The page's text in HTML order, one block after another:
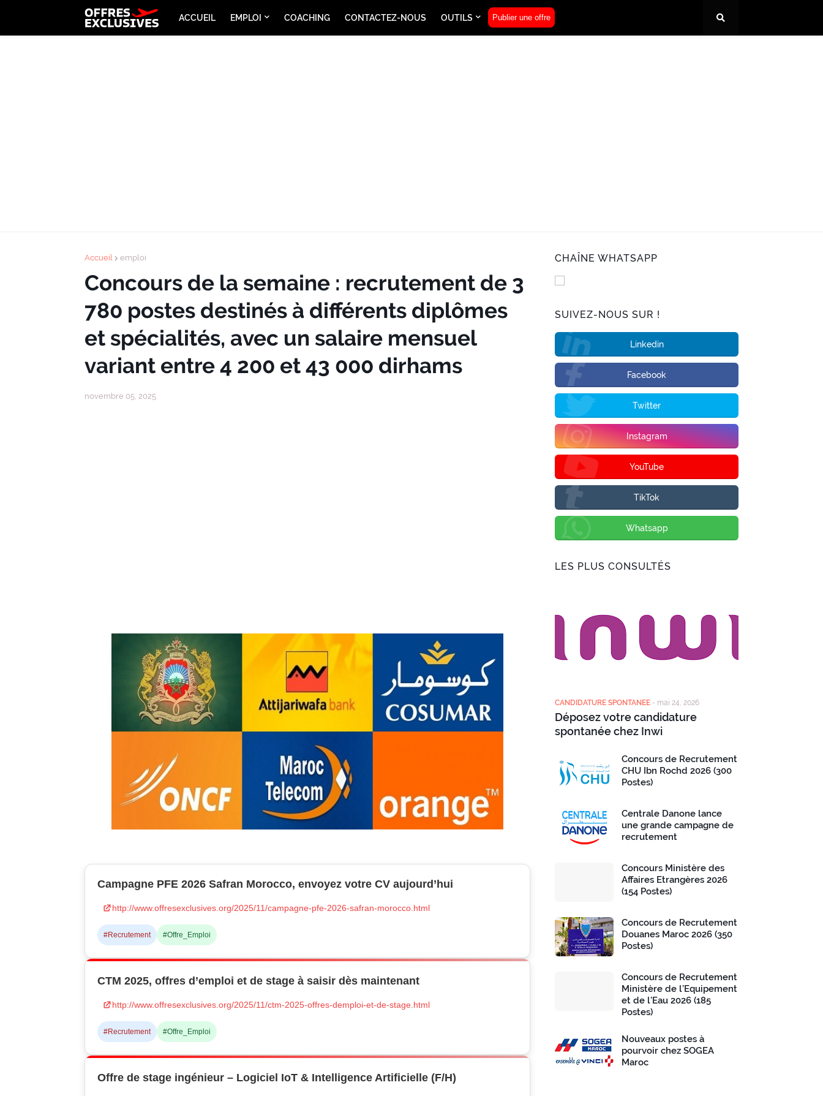
ACCUEIL EMPLOI COACHING CONTACTEZ-NOUS OUTILS Publier une offre
Accueil emploi
Concours de la semaine : recrutement de 3
780 postes destinés à différents diplômes
et spécialités, avec un salaire mensuel
variant entre 4 200 et 43 000 dirhams
novembre 05, 2025
Campagne PFE 2026 Safran Morocco, envoyez votre CV aujourd’hui
http://www.offresexclusives.org/2025/11/campagne-pfe-2026-safran-morocco.html
#Recrutement #Offre_Emploi
CTM 2025, offres d’emploi et de stage à saisir dès maintenant
http://www.offresexclusives.org/2025/11/ctm-2025-offres-demploi-et-de-stage.html
#Recrutement #Offre_Emploi
Offre de stage ingénieur – Logiciel IoT & Intelligence Artificielle (F/H)
CHAÎNE WHATSAPP
SUIVEZ-NOUS SUR !
Linkedin
Facebook
Twitter
Instagram
YouTube
TikTok
Whatsapp
LES PLUS CONSULTÉS
CANDIDATURE SPONTANEE - mai 24, 2026
Déposez votre candidature
spontanée chez Inwi
Concours de Recrutement
CHU Ibn Rochd 2026 (300
Postes)
Centrale Danone lance
une grande campagne de
recrutement
Concours Ministère des
Affaires Etrangères 2026
(154 Postes)
Concours de Recrutement
Douanes Maroc 2026 (350
Postes)
Concours de Recrutement
Ministère de l’Equipement
et de l’Eau 2026 (185
Postes)
Nouveaux postes à
pourvoir chez SOGEA
Maroc